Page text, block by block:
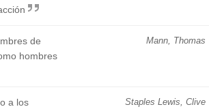
Mann, Thomas
de
hombres
Staples Lewis, Clive
a los